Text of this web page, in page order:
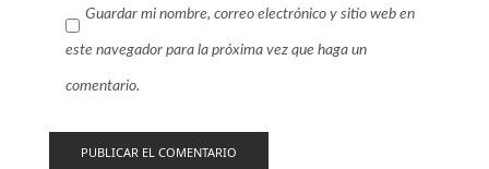
Guardar mi nombre, correo electrónico y sitio web en
este navegador para la próxima vez que haga un
comentario.